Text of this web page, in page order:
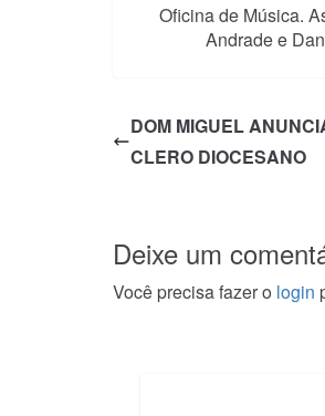
Oficina de Música.
Andrade e
DOM MIGUEL
CLERO DIOCESANO
Deixe um
Você precisa fazer o login